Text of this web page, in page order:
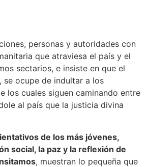
personas y autoridades con
que atraviesa el país y el
sectarios, e insiste en que el
se ocupe de indultar a los
los cuales siguen caminando entre
al país que la justicia divina
de los más jóvenes,
social, la paz y la reflexión de
, muestran lo pequeña que